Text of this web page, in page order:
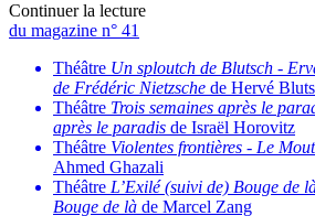
Continuer la lecture
du magazine n° 41
Théâtre Un sploutch de Blutsch -
de Frédéric Nietzsche de Hervé
Théâtre Trois semaines après le
après le paradis de Israël Horovitz
Théâtre Violentes frontières - Le
Ahmed Ghazali
Théâtre L’Exilé (suivi de) Bouge de
Bouge de là de Marcel Zang